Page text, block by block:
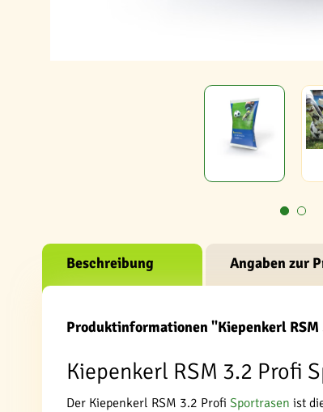
Beschreibung Angaben zur
Produktinformationen "Kiepenkerl
Kiepenkerl RSM 3.2 Profi
Der Kiepenkerl RSM 3.2 Profi Sportrasen ist